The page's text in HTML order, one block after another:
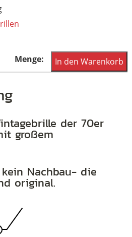
Große
Vintagebrille
in
gold,
der
In den Warenkorb
der 70er
großem
Nachbau- die
original.